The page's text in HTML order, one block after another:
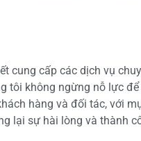
cung cấp các dịch vụ
tôi không ngừng nỗ lực
hàng và đối tác, với
lại sự hài lòng và thành